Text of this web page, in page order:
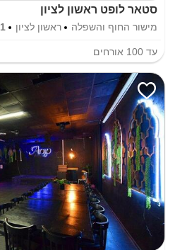
סטאר לופט ראשון לציון
מישור החוף והשפלה ראשון לציון 1 לופט
עד 100 אורחים